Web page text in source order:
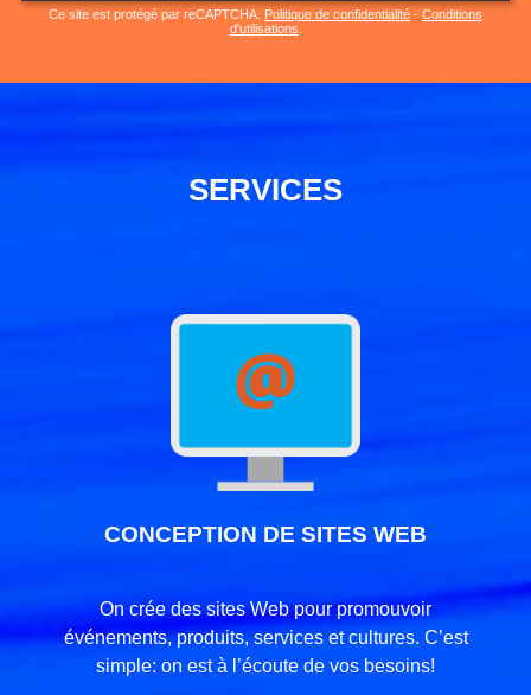
Ce site est protégé par reCAPTCHA. Politique de confidentialité - Conditions
d'utilisations
SERVICES
CONCEPTION DE SITES WEB
On crée des sites Web pour promouvoir
événements, produits, services et cultures. C’est
simple: on est à l’écoute de vos besoins!